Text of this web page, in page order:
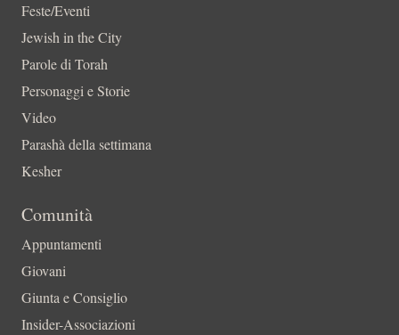
Feste/Eventi
Jewish in the City
Parole di Torah
Personaggi e Storie
Video
Parashà della settimana
Kesher
Comunità
Appuntamenti
Giovani
Giunta e Consiglio
Insider-Associazioni